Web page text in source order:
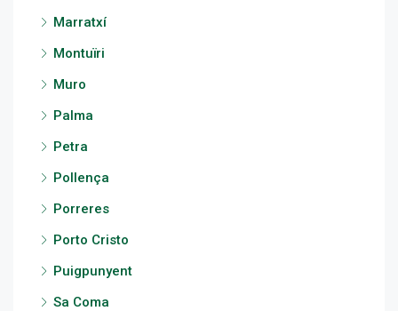
Marratxí
Montuïri
Muro
Palma
Petra
Pollença
Porreres
Porto Cristo
Puigpunyent
Sa Coma